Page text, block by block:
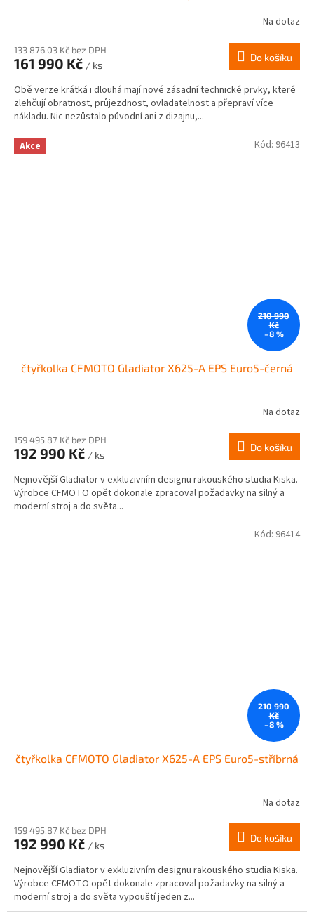
Na dotaz
133 876,03 Kč bez DPH
161 990 Kč / ks
Do košíku
Obě verze krátká i dlouhá mají nové zásadní technické prvky, které
zlehčují obratnost, průjezdnost, ovladatelnost a přepraví více
nákladu. Nic nezůstalo původní ani z dizajnu,...
Akce
210 990
Kč
–8 %
čtyřkolka CFMOTO Gladiator X625-A EPS Euro5-černá
produktu
je
z
5
hvězdiček.
Na dotaz
159 495,87 Kč bez DPH
192 990 Kč / ks
Do košíku
Nejnovější Gladiator v exkluzivním designu rakouského studia Kiska.
Výrobce CFMOTO opět dokonale zpracoval požadavky na silný a
moderní stroj a do světa...
Kód: 96413
210 990
Kč
–8 %
čtyřkolka CFMOTO Gladiator X625-A EPS Euro5-stříbrná
produktu
je
z
5
hvězdiček.
Na dotaz
159 495,87 Kč bez DPH
192 990 Kč / ks
Do košíku
Nejnovější Gladiator v exkluzivním designu rakouského studia Kiska.
Výrobce CFMOTO opět dokonale zpracoval požadavky na silný a
moderní stroj a do světa vypouští jeden z...
Kód: 96414